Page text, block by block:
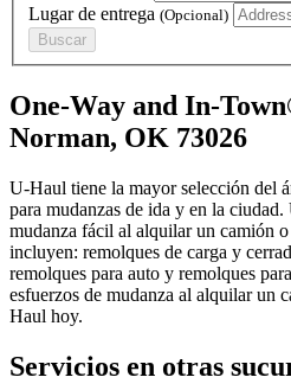
Lugar de entrega (Opcional)
Buscar
One-Way and In-
Norman, OK 73026
U-Haul tiene la mayor selección del
para mudanzas de ida y en la ciudad.
mudanza fácil al alquilar un camión
incluyen: remolques de carga y
remolques para auto y remolques
esfuerzos de mudanza al alquilar un
Haul hoy.
Servicios en otras